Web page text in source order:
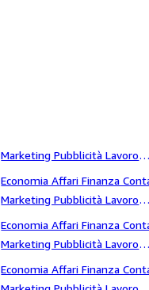
economico
Marketing Pubblicità Lavoro
Giornalismo Aziende Politica
economia
Economia Affari Finanza
Marketing Pubblicità Lavoro
Giornalismo Aziende Potere
Economia Affari Finanza
Marketing Pubblicità Lavoro
Giornalismo Aziende
industriale
Economia Affari Finanza